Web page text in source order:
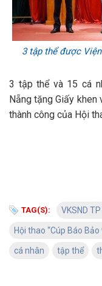
3 tập thể được
3 tập thể và 15 cá
Nẵng tặng Giấy khen
thành công của Hội
TAG(S): VKSND
Hội thao “Cúp Báo
cá nhân tập thể